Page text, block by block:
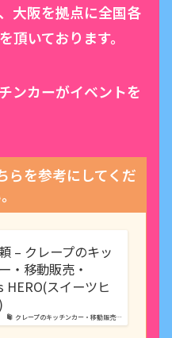
大阪を拠点に全国各
いております。
ンカーがイベントを
らを参考にしてくだ
クレープのキッチンカー・移動販売…
– クレープのキッ
・移動販売・
HERO(スイーツヒ